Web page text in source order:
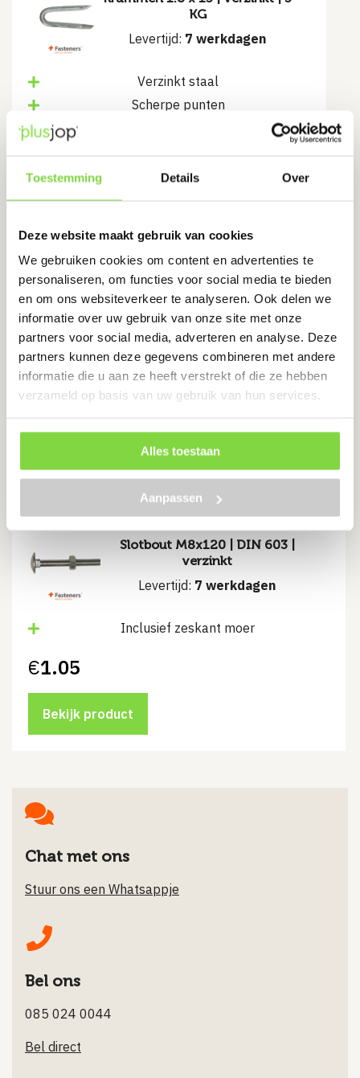
Toestemming Details Over
Deze website maakt gebruik van cookies
We gebruiken cookies om content en advertenties te
personaliseren, om functies voor social media te bieden
en om ons websiteverkeer te analyseren. Ook delen we
informatie over uw gebruik van onze site met onze
partners voor social media, adverteren en analyse. Deze
partners kunnen deze gegevens combineren met andere
informatie die u aan ze heeft verstrekt of die ze hebben
verzameld op basis van uw gebruik van hun services.
Alles toestaan
Aanpassen
KG
Levertijd: 7 werkdagen
Verzinkt staal
Scherpe punten
€ 45.06
Slotbout M10x120 | DIN 603 |
verzinkt
Levertijd:14 werkdagen
Inclusief zeskant moer
Slotbout M8x120 | DIN 603 |
verzinkt
Levertijd: 7 werkdagen
Inclusief zeskant moer
€1.05
Bekijk product
Chat met ons
Stuur ons een Whatsappje
Bel ons
085 024 0044
Bel direct